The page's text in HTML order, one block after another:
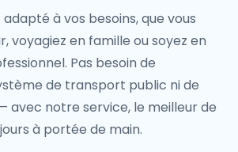
à vos besoins, que vous
voyagiez en famille ou soyez en
Pas besoin de
de transport public ni de
avec notre service, le meilleur de
à portée de main.